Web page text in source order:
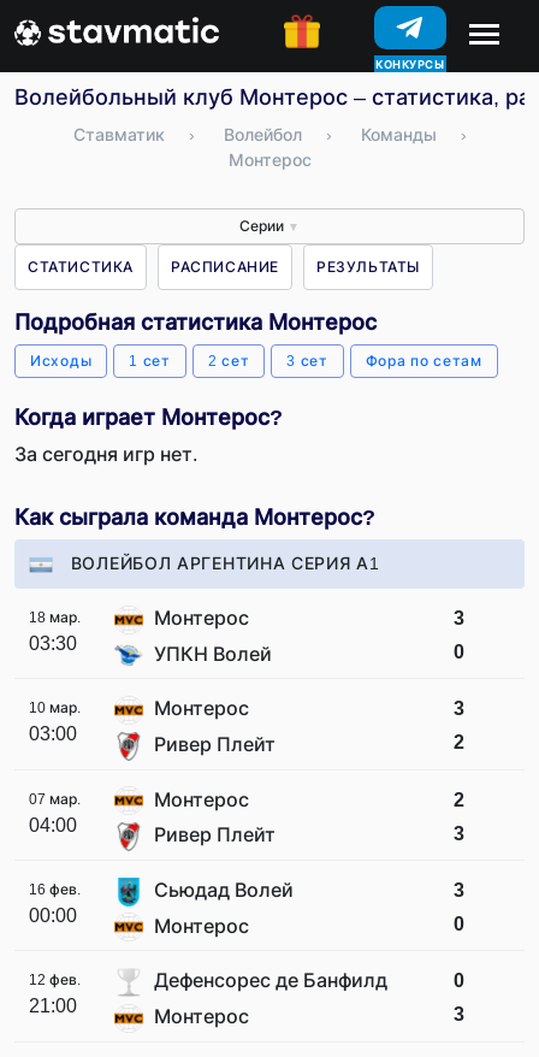
КОНКУРСЫ
Волейбольный клуб Монтерос – статистика,
Ставматик › Волейбол › Команды
›
Монтерос
Серии ▼
СТАТИСТИКА РАСПИСАНИЕ РЕЗУЛЬТАТЫ
Подробная статистика Монтерос
Исходы 1 сет 2 сет 3 сет Фора по сетам
Когда играет Монтерос?
За сегодня игр нет.
Как сыграла команда Монтерос?
ВОЛЕЙБОЛ АРГЕНТИНА СЕРИЯ А1
18 мар.
03:30
Монтерос
УПКН Волей
3
0
10 мар.
03:00
Монтерос
Ривер Плейт
3
2
07 мар.
04:00
Монтерос
Ривер Плейт
2
3
16 фев.
00:00
Сьюдад Волей
Монтерос
3
0
12 фев.
21:00
Дефенсорес де Банфилд
Монтерос
0
3